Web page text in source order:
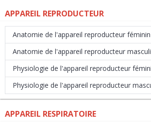
APPAREIL REPRODUCTEUR
Anatomie de l'appareil reproducteur féminin
Anatomie de l'appareil reproducteur
Physiologie de l'appareil reproducteur
Physiologie de l'appareil reproducteur
APPAREIL RESPIRATOIRE